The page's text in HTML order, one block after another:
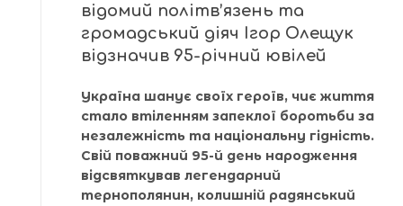
відомий політв’язень та
громадський діяч Ігор Олещук
відзначив 95-річний ювілей
Україна шанує своїх героїв, чиє життя
стало втіленням запеклої боротьби за
незалежність та національну гідність.
Свій поважний 95-й день народження
відсвяткував легендарний
тернополянин, колишній радянський